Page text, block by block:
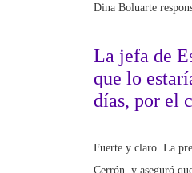
Dina Boluarte
La jefa de
que lo
días, por el
Fuerte y claro. La
Cerrón, y aseguró